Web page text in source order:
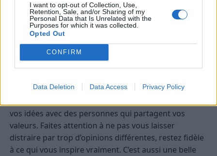
I want to opt-out of Collection, Use,
Retention, Sale, and/or Sharing of my
Personal Data that Is Unrelated with the
Purposes for which it was collected.
Opted Out
CONFIRM
Data Deletion Data Access Privacy Policy
par le stress. La clé du succès réside dans une
approche équilibrée et prudente.
Verseau
engager dans des projets qui sortent de l’ordinaire.
vos idées avec des personnes qui partagent vos
valeurs. Faites attention à ne pas vous laisser
distraire par trop d’opinions différentes, restez fidèle
à ce qui vous inspire vraiment. C’est aussi une belle